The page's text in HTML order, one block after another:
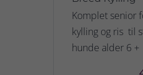
Komplet senior
kylling og ris til
hunde alder 6 +